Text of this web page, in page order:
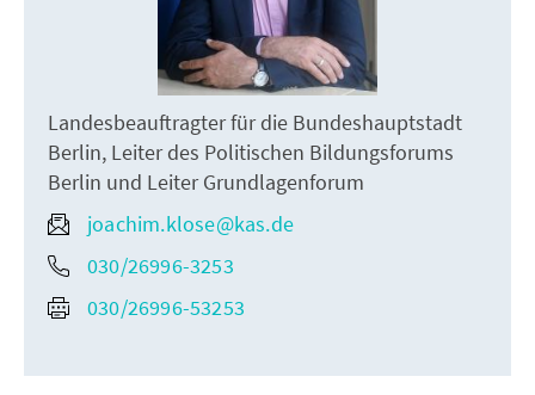
Landesbeauftragter für die Bundeshauptstadt
Berlin, Leiter des Politischen Bildungsforums
Berlin und Leiter Grundlagenforum
joachim.klose@kas.de
030/26996-3253
030/26996-53253